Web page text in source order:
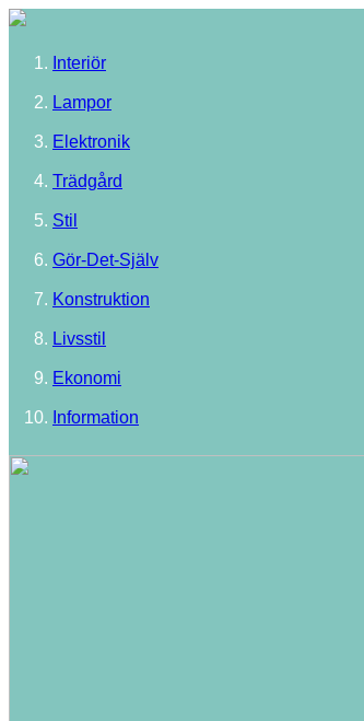
Interiör
Lampor
Elektronik
Trädgård
Stil
Gör-Det-Själv
Konstruktion
Livsstil
Ekonomi
Information